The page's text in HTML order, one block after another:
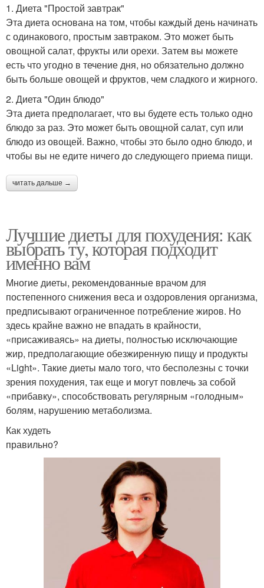
1. Диета "Простой завтрак"
Эта диета основана на том, чтобы каждый день начинать
с одинакового, простым завтраком. Это может быть
овощной салат, фрукты или орехи. Затем вы можете
есть что угодно в течение дня, но обязательно должно
быть больше овощей и фруктов, чем сладкого и жирного.
2. Диета "Один блюдо"
Эта диета предполагает, что вы будете есть только одно
блюдо за раз. Это может быть овощной салат, суп или
блюдо из овощей. Важно, чтобы это было одно блюдо, и
чтобы вы не едите ничего до следующего приема пищи.
читать дальше →
Лучшие диеты для похудения: как
выбрать ту, которая подходит
именно вам
Многие диеты, рекомендованные врачом для
постепенного снижения веса и оздоровления организма,
предписывают ограниченное потребление жиров. Но
здесь крайне важно не впадать в крайности,
«присаживаясь» на диеты, полностью исключающие
жир, предполагающие обезжиренную пищу и продукты
«Light». Такие диеты мало того, что бесполезны с точки
зрения похудения, так еще и могут повлечь за собой
«прибавку», способствовать регулярным «голодным»
болям, нарушению метаболизма.
Как худеть
правильно?